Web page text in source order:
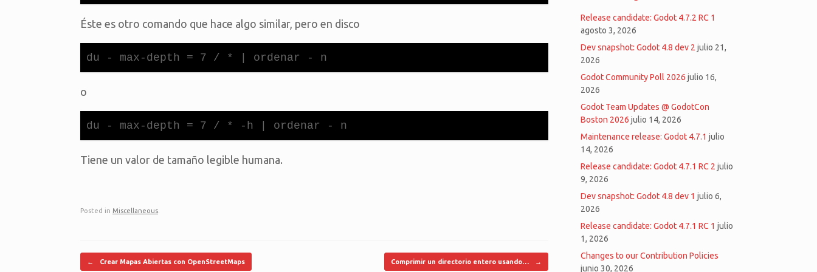
Éste es otro comando que hace algo similar, pero en disco
du - max-depth = 7 / * | ordenar - n
o
du - max-depth = 7 / * -h | ordenar - n
Tiene un valor de tamaño legible humana.
Posted in Miscellaneous
Post navigation
← Crear Mapas Abiertas con OpenStreetMaps Comprimir un directorio entero usando… →
Release candidate: Godot 4.7.2 RC 1
agosto 3, 2026
Dev snapshot: Godot 4.8 dev 2 julio 21,
2026
Godot Community Poll 2026 julio 16,
2026
Godot Team Updates @ GodotCon
Boston 2026 julio 14, 2026
Maintenance release: Godot 4.7.1 julio
14, 2026
Release candidate: Godot 4.7.1 RC 2 julio
9, 2026
Dev snapshot: Godot 4.8 dev 1 julio 6,
2026
Release candidate: Godot 4.7.1 RC 1 julio
1, 2026
Changes to our Contribution Policies
junio 30, 2026